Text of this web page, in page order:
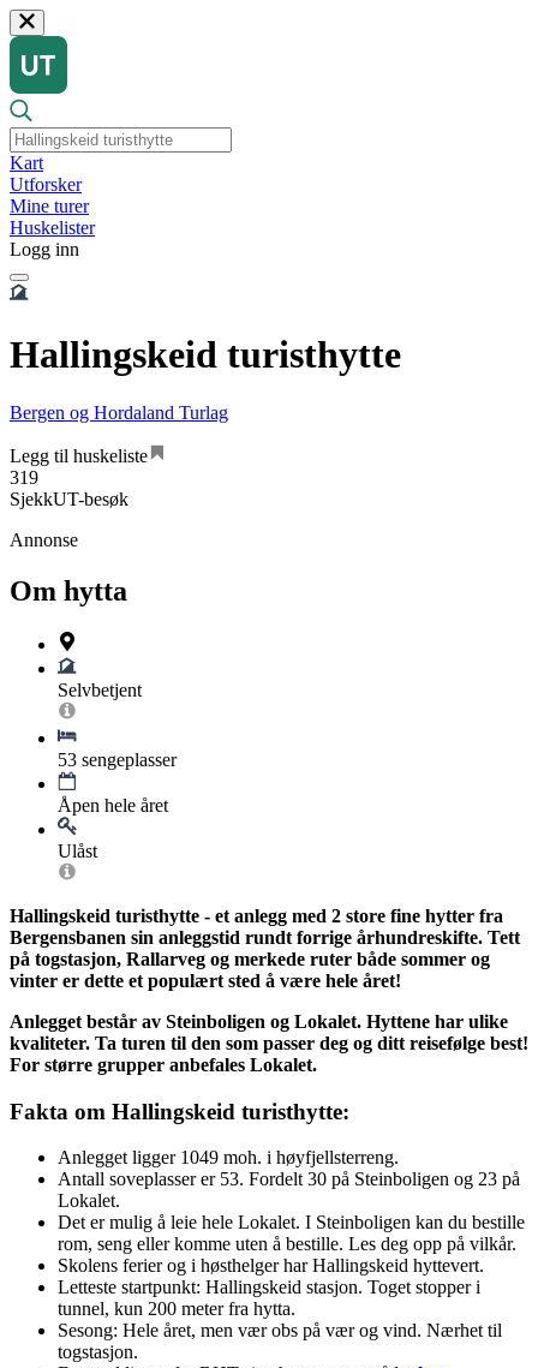
Kart
Utforsker
Mine turer
Huskelister
Logg inn
Hallingskeid turisthytte
Bergen og Hordaland Turlag
Legg til huskeliste
319
SjekkUT-besøk
Annonse
Om hytta
Selvbetjent
53 sengeplasser
Åpen hele året
Ulåst
Hallingskeid turisthytte - et anlegg med 2 store fine hytter fra
Bergensbanen sin anleggstid rundt forrige århundreskifte. Tett
på togstasjon, Rallarveg og merkede ruter både sommer og
vinter er dette et populært sted å være hele året!
Anlegget består av Steinboligen og Lokalet. Hyttene har ulike
kvaliteter. Ta turen til den som passer deg og ditt reisefølge best!
For større grupper anbefales Lokalet.
Fakta om Hallingskeid turisthytte:
Anlegget ligger 1049 moh. i høyfjellsterreng.
Antall soveplasser er 53. Fordelt 30 på Steinboligen og 23 på
Lokalet.
Det er mulig å leie hele Lokalet. I Steinboligen kan du bestille
rom, seng eller komme uten å bestille. Les deg opp på vilkår.
Skolens ferier og i høsthelger har Hallingskeid hyttevert.
Letteste startpunkt: Hallingskeid stasjon. Toget stopper i
tunnel, kun 200 meter fra hytta.
Sesong: Hele året, men vær obs på vær og vind. Nærhet til
togstasjon.